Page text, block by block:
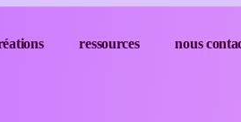
ressources nous